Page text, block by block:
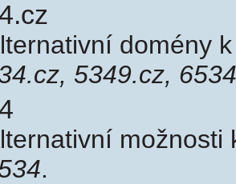
domény
5349.cz,
možnosti
.